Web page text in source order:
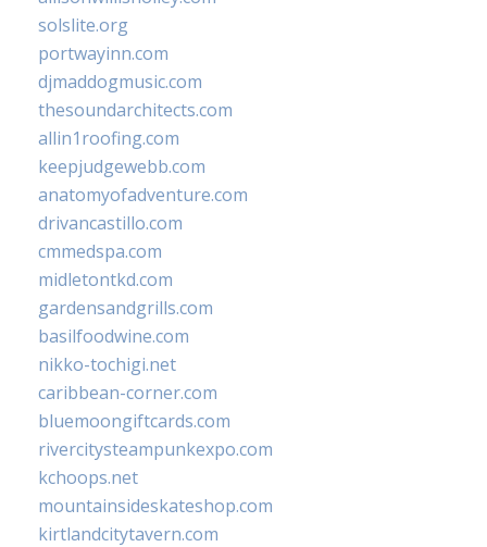
solslite.org
portwayinn.com
djmaddogmusic.com
thesoundarchitects.com
allin1roofing.com
keepjudgewebb.com
anatomyofadventure.com
drivancastillo.com
cmmedspa.com
midletontkd.com
gardensandgrills.com
basilfoodwine.com
nikko-tochigi.net
caribbean-corner.com
bluemoongiftcards.com
rivercitysteampunkexpo.com
kchoops.net
mountainsideskateshop.com
kirtlandcitytavern.com